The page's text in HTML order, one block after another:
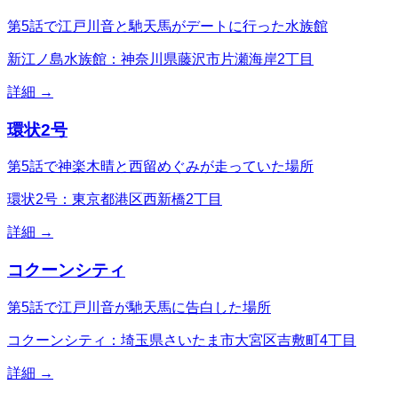
第5話で江戸川音と馳天馬がデートに行った水族館
新江ノ島水族館：神奈川県藤沢市片瀬海岸2丁目
詳細 →
環状2号
第5話で神楽木晴と西留めぐみが走っていた場所
環状2号：東京都港区西新橋2丁目
詳細 →
コクーンシティ
第5話で江戸川音が馳天馬に告白した場所
コクーンシティ：埼玉県さいたま市大宮区吉敷町4丁目
詳細 →